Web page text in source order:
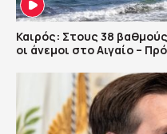
Καιρός: Στους 38
οι άνεμοι στο Αιγαίο –